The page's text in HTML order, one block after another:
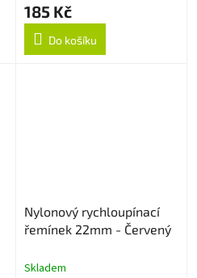
185 Kč
Do košíku
Nylonový rychloupínací
řemínek 22mm - Červený
Skladem